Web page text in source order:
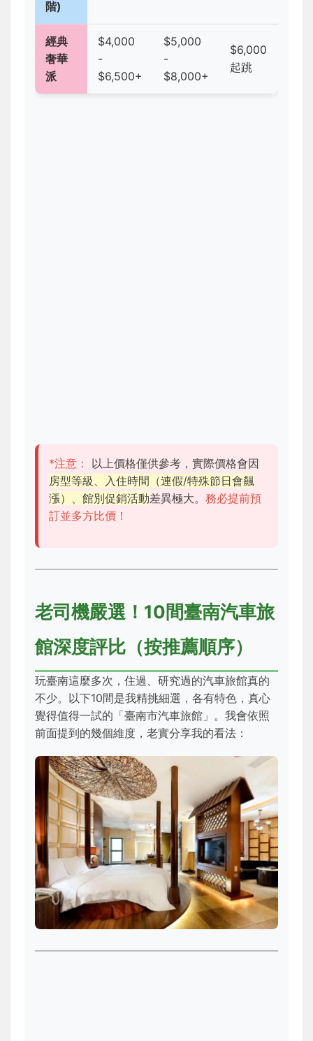
階)
經典
奢華
派
$4,000
-
$6,500+
$5,000
-
$8,000+
$6,000
起跳
*注意：
以上價格僅供參考，實際價格會因
房型等級、入住時間（連假/特殊節日會飆
漲）、館別促銷活動差異極大。 務必提前預
訂並多方比價！
老司機嚴選！10間臺南汽車旅
館深度評比（按推薦順序）
玩臺南這麼多次，住過、研究過的汽車旅館真的
不少。以下10間是我精挑細選，各有特色，真心
覺得值得一試的「臺南市汽車旅館」。我會依照
前面提到的幾個維度，老實分享我的看法：